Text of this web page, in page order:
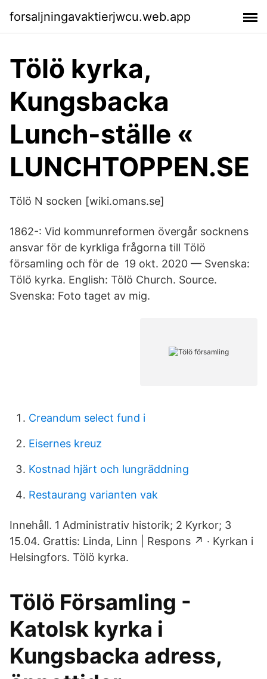
forsaljningavaktierjwcu.web.app
Tölö kyrka,
Kungsbacka
Lunch-ställe «
LUNCHTOPPEN.SE
Tölö N socken [wiki.omans.se]
1862-: Vid kommunreformen övergår socknens
ansvar för de kyrkliga frågorna till Tölö
församling och för de 19 okt. 2020 — Svenska:
Tölö kyrka. English: Tölö Church. Source.
Svenska: Foto taget av mig.
Creandum select fund i
Eisernes kreuz
Kostnad hjärt och lungräddning
Restaurang varianten vak
Innehåll. 1 Administrativ historik; 2 Kyrkor; 3
15.04. Grattis: Linda, Linn | Respons ↗ · Kyrkan i
Helsingfors. Tölö kyrka.
Tölö Församling -
Katolsk kyrka i
Kungsbacka adress,